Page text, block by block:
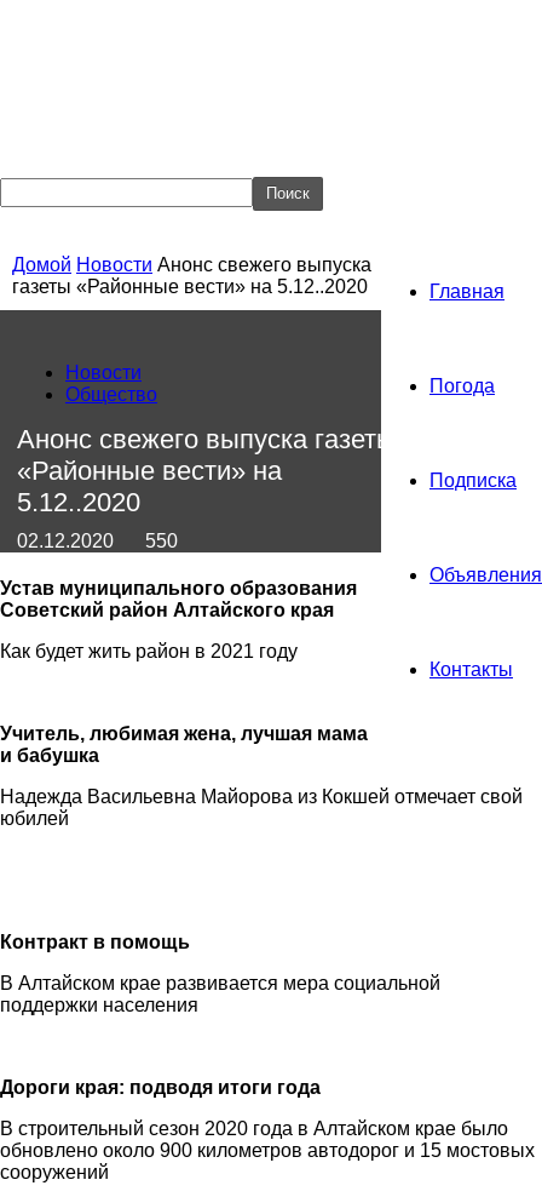
Главная
Погода
Подписка
Объявления
Контакты
Домой Новости Анонс свежего выпуска
газеты «Районные вести» на 5.12..2020
Новости
Общество
Анонс свежего выпуска газеты
«Районные вести» на
5.12..2020
02.12.2020 550
Устав муниципального образования
Советский район Алтайского края
Как будет жить район в 2021 году
Учитель, любимая жена, лучшая мама
и бабушка
Надежда Васильевна Майорова из Кокшей отмечает свой
юбилей
Контракт в помощь
В Алтайском крае развивается мера социальной
поддержки населения
Дороги края: подводя итоги года
В строительный сезон 2020 года в Алтайском крае было
обновлено около 900 километров автодорог и 15 мостовых
сооружений